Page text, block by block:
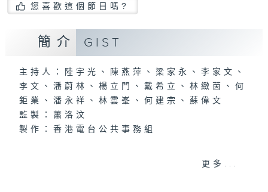
您喜歡這個節目嗎?
簡介 GIST
主持人：陸宇光、陳燕萍、梁家永、李家文、
李文、潘蔚林、楊立門、戴希立、林緻茵、何
鉅業、潘永祥、林雲峯、何建宗、蘇偉文
監製：蕭洛汶
製作：香港電台公共事務組
更多...